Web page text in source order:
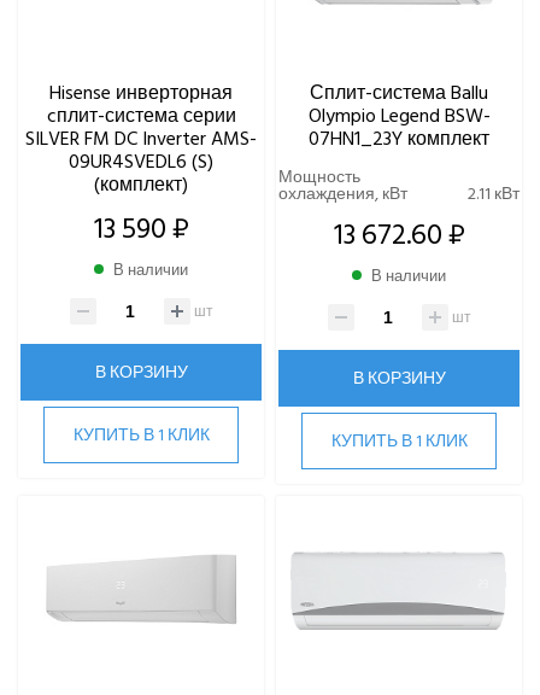
Hisense инверторная
cплит-система серии
SILVER FM DC Inverter AMS-
09UR4SVEDL6 (S)
(комплект)
13 590 ₽
В наличии
шт
В КОРЗИНУ
КУПИТЬ В 1 КЛИК
Сплит-система Ballu
Olympio Legend BSW-
07HN1_23Y комплект
Мощность
охлаждения, кВт 2.11 кВт
13 672.60 ₽
В наличии
шт
В КОРЗИНУ
КУПИТЬ В 1 КЛИК